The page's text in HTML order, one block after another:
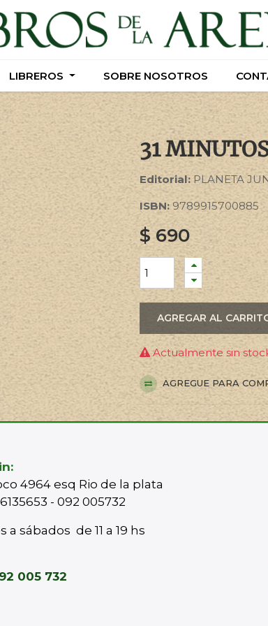
LIBREROS SOBRE NOSOTROS
LIBREROS SOBRE NOSOTROS
31
Editorial: PLANETA
ISBN: 9789915700885
$ 690
AGREGAR AL
Actualmente sin
AGREGUE PARA
4964 esq Rio de la plata
- 092 005732
a sábados de 11 a 19 hs
005 732